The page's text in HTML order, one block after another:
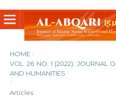
HOME /
VOL. 26 NO. 1 (2022): JOURNAL
AND HUMANITIES
/
Articles